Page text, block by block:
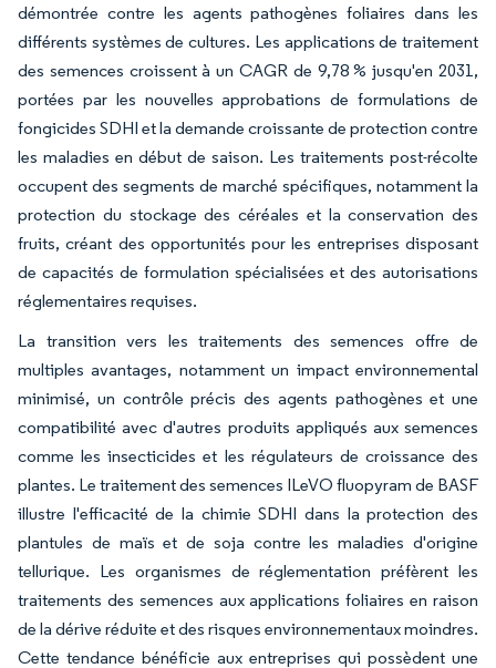
démontrée contre les agents pathogènes foliaires dans les
différents systèmes de cultures. Les applications de traitement
des semences croissent à un CAGR de 9,78 % jusqu'en 2031,
portées par les nouvelles approbations de formulations de
fongicides SDHI et la demande croissante de protection contre
les maladies en début de saison. Les traitements post-récolte
occupent des segments de marché spécifiques, notamment la
protection du stockage des céréales et la conservation des
fruits, créant des opportunités pour les entreprises disposant
de capacités de formulation spécialisées et des autorisations
réglementaires requises.
La transition vers les traitements des semences offre de
multiples avantages, notamment un impact environnemental
minimisé, un contrôle précis des agents pathogènes et une
compatibilité avec d'autres produits appliqués aux semences
comme les insecticides et les régulateurs de croissance des
plantes. Le traitement des semences ILeVO fluopyram de BASF
illustre l'efficacité de la chimie SDHI dans la protection des
plantules de maïs et de soja contre les maladies d'origine
tellurique. Les organismes de réglementation préfèrent les
traitements des semences aux applications foliaires en raison
de la dérive réduite et des risques environnementaux moindres.
Cette tendance bénéficie aux entreprises qui possèdent une